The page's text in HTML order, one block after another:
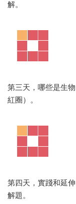
解。
第三天，哪些是生
紅圈）。
第四天，實踐和延
解題。